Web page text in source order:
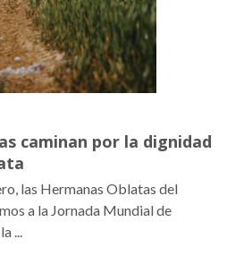
caminan por la dignidad
las Hermanas Oblatas del
a la Jornada Mundial de
...